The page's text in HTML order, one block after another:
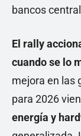
bancos
El rally
cuando se lo
mejora en las
para 2026
energía y